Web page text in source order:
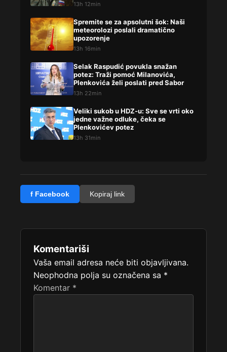
13h 12min
Spremite se za apsolutni šok: Naši
meteorolozi poslali dramatično
upozorenje
13h 16min
Selak Raspudić povukla snažan
potez: Traži pomoć Milanovića,
Plenkovića želi poslati pred Sabor
13h 22min
Veliki sukob u HDZ-u: Sve se vrti oko
jedne važne odluke, čeka se
Plenkovićev potez
13h 31min
f Facebook Kopiraj link
Komentariši
Vaša email adresa neće biti objavljivana.
Neophodna polja su označena sa *
Komentar *